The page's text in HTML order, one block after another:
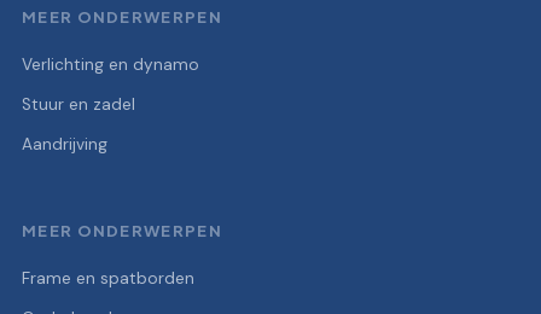
MEER ONDERWERPEN
Verlichting en dynamo
Stuur en zadel
Aandrijving
MEER ONDERWERPEN
Frame en spatborden